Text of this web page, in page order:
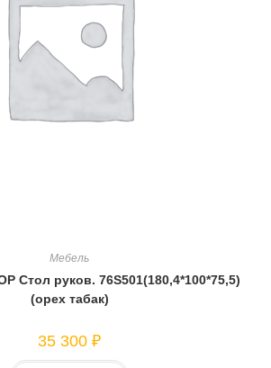
Мебель
Стол руков. 76S501(180,4*100*75,5)
(орех табак)
35 300 ₽